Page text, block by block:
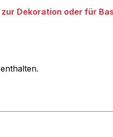
Dekoration oder für